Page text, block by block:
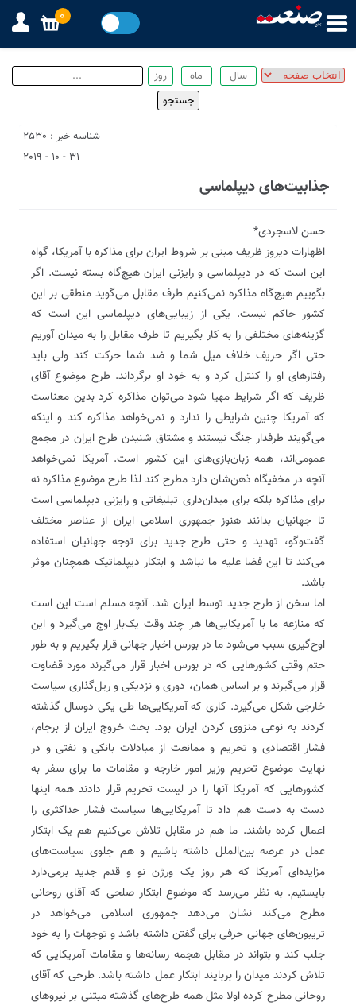
شناسه خبر : 2530
31 - 10 - 2019
جذابیت‌های دیپلماسی
حسن لاسجردی*
اظهارات دیروز ظریف مبنی بر شروط ایران برای مذاکره با آمریکا، گواه
این است که در‌ دیپلماسی و رایزنی ایران هیچ‌گاه بسته نیست. اگر
بگوییم هیچ‌گاه مذاکره نمی‌کنیم طرف مقابل می‌گوید منطقی بر این
کشور حاکم نیست. یکی از زیبایی‌های دیپلماسی این است که
گزینه‌های مختلفی را به کار بگیریم تا طرف مقابل را به میدان آوریم
حتی اگر حریف خلاف میل شما و ضد شما حرکت کند ولی باید
رفتارهای او را کنترل کرد و به خود او برگرداند. طرح موضوع آقای
ظریف که اگر شرایط مهیا شود می‌توان مذاکره کرد بدین معناست
که آمریکا چنین شرایطی را ندارد و نمی‌خواهد مذاکره کند و اینکه
می‌گویند طرفدار جنگ نیستند و مشتاق شنیدن طرح ایران در مجمع
عمومی‌اند، همه زبان‌بازی‌های این کشور است. آمریکا نمی‌خواهد
آنچه در مخفیگاه ذهن‌شان دارد مطرح کند لذا طرح موضوع مذاکره نه
برای مذاکره بلکه برای میدان‌داری ‌تبلیغاتی و رایزنی دیپلماسی است
تا جهانیان بدانند هنوز جمهوری اسلامی ایران از عناصر مختلف
گفت‌وگو‌، تهدید و حتی طرح جدید برای توجه جهانیان استفاده
می‌کند تا این فضا علیه ما نباشد و ابتکار دیپلماتیک همچنان موثر
باشد.
اما سخن از طرح جدید توسط ایران شد. آنچه مسلم است این است
که منازعه ما با آمریکایی‌ها هر چند وقت یک‌بار اوج می‌گیرد و این
اوج‌گیری سبب می‌شود ما در بورس اخبار جهانی قرار بگیریم و به طور
حتم وقتی کشورهایی که در بورس اخبار قرار می‌گیرند مورد قضاوت
قرار می‌گیرند و بر اساس همان، دوری و نزدیکی و ریل‌گذاری سیاست
خارجی شکل می‌گیرد. کاری که آمریکایی‌ها طی یکی دوسال گذشته
کردند به نوعی منزوی کردن ایران بود. بحث خروج ایران از برجام،
فشار اقتصادی و تحریم و ممانعت از مبادلات بانکی و نفتی و در
نهایت موضوع تحریم وزیر امور خارجه و مقامات ما برای سفر به
کشورهایی که آمریکا آنها را در لیست تحریم قرار دادند همه اینها
دست به دست هم داد تا آمریکایی‌ها سیاست فشار حداکثری را
اعمال کرده باشند. ما هم در مقابل تلاش می‌کنیم هم یک ابتکار
عمل در عرصه ‌بین‌الملل داشته باشیم و هم جلوی سیاست‌های
مزایده‌ای آمریکا که هر روز یک ورژن نو و قدم جدید برمی‌دارد
بایستیم. به نظر می‌رسد که موضوع ابتکار صلحی که آقای روحانی
مطرح می‌کند نشان می‌دهد جمهوری اسلامی می‌خواهد در
تریبون‌های جهانی حرفی برای گفتن داشته باشد و توجهات را به خود
جلب کند و بتواند در مقابل هجمه رسانه‌ها و مقامات آمریکایی که
تلاش کردند میدان را بربایند ابتکار عمل داشته باشد. طرحی که آقای
روحانی مطرح کرده اولا مثل همه طرح‌های گذشته مبتنی بر نیروهای
0